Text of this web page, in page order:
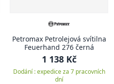
Petromax Petrolejová svítilna
Feuerhand 276 černá
1 138 Kč
Dodání : expedice za 7 pracovních
dní